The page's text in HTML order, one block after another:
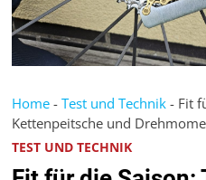
Home -Test und Technik - Fit
Kettenpeitsche und
TEST UND TECHNIK